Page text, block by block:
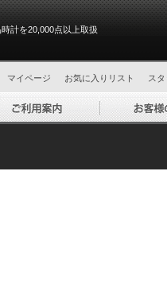
計を20,000点以上取扱
マイページ お気に入りリスト ス